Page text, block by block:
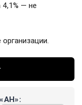
4,1% — не